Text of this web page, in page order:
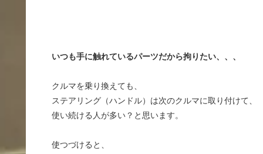
いつも手に触れているパーツだから拘りたい、、、
クルマを乗り換えても、
ステアリング（ハンドル）は次のクルマに取り付けて、
使い続ける人が多い？と思います。
使つづけると、